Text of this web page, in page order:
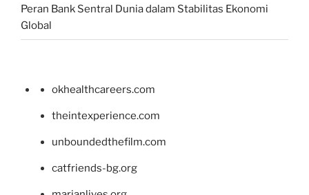
Peran Bank Sentral Dunia dalam Stabilitas Ekonomi
Global
okhealthcareers.com
theintexperience.com
unboundedthefilm.com
catfriends-bg.org